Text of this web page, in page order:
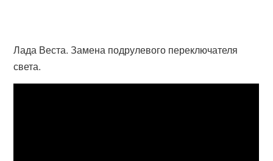
Лада Веста. Замена подрулевого переключателя
света.